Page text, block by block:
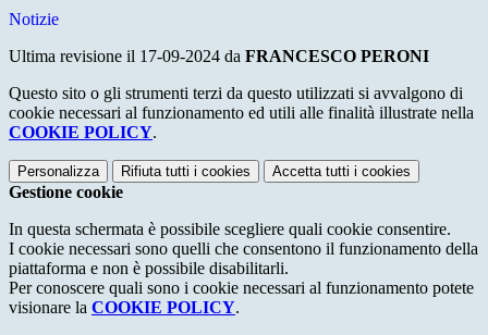
Notizie
Ultima revisione il 17-09-2024 da FRANCESCO PERONI
Questo sito o gli strumenti terzi da questo utilizzati si avvalgono di
cookie necessari al funzionamento ed utili alle finalità illustrate nella
COOKIE POLICY.
Personalizza Rifiuta tutti i cookies Accetta tutti i cookies
Gestione cookie
In questa schermata è possibile scegliere quali cookie consentire.
I cookie necessari sono quelli che consentono il funzionamento della
piattaforma e non è possibile disabilitarli.
Per conoscere quali sono i cookie necessari al funzionamento potete
visionare la COOKIE POLICY.